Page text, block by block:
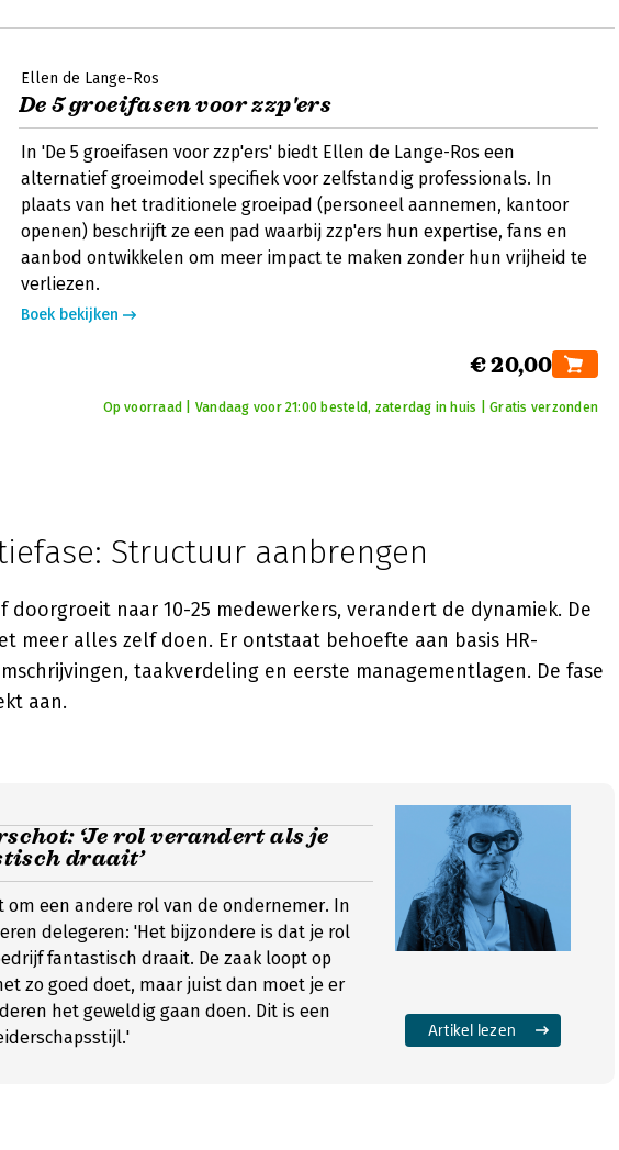
Ellen de Lange-Ros
De 5 groeifasen voor zzp'ers
In 'De 5 groeifasen voor zzp'ers' biedt Ellen de Lange-Ros een
alternatief groeimodel specifiek voor zelfstandig professionals. In
plaats van het traditionele groeipad (personeel aannemen, kantoor
openen) beschrijft ze een pad waarbij zzp'ers hun expertise, fans en
aanbod ontwikkelen om meer impact te maken zonder hun vrijheid te
verliezen.
Boek bekijken
€ 20,00
Op voorraad | Vandaag voor 21:00 besteld, zaterdag in huis | Gratis verzonden
Structuur aanbrengen
doorgroeit naar 10-25 medewerkers, verandert de dynamiek. De
meer alles zelf doen. Er ontstaat behoefte aan basis HR-
taakverdeling en eerste managementlagen. De fase
aan.
‘Je rol verandert als je
draait’
om een andere rol van de ondernemer. In
delegeren: 'Het bijzondere is dat je rol
fantastisch draait. De zaak loopt op
zo goed doet, maar juist dan moet je er
het geweldig gaan doen. Dit is een
Artikel lezen